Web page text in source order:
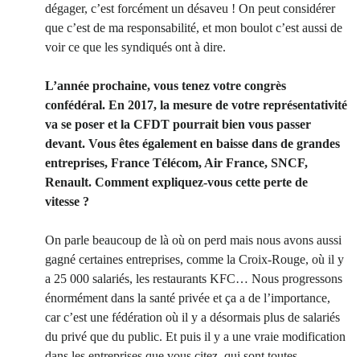
dégager, c’est forcément un désaveu ! On peut considérer
que c’est de ma responsabilité, et mon boulot c’est aussi de
voir ce que les syndiqués ont à dire.
L’année prochaine, vous tenez votre congrès
confédéral. En 2017, la mesure de votre représentativité
va se poser et la CFDT pourrait bien vous passer
devant. Vous êtes également en baisse dans de grandes
entreprises, France Télécom, Air France, SNCF,
Renault. Comment expliquez-vous cette perte de
vitesse ?
On parle beaucoup de là où on perd mais nous avons aussi
gagné certaines entreprises, comme la Croix-Rouge, où il y
a 25 000 salariés, les restaurants KFC… Nous progressons
énormément dans la santé privée et ça a de l’importance,
car c’est une fédération où il y a désormais plus de salariés
du privé que du public. Et puis il y a une vraie modification